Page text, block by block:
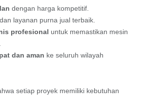
dengan harga kompetitif.
dan layanan purna jual terbaik.
profesional untuk memastikan mesin
dan aman ke seluruh wilayah
setiap proyek memiliki kebutuhan